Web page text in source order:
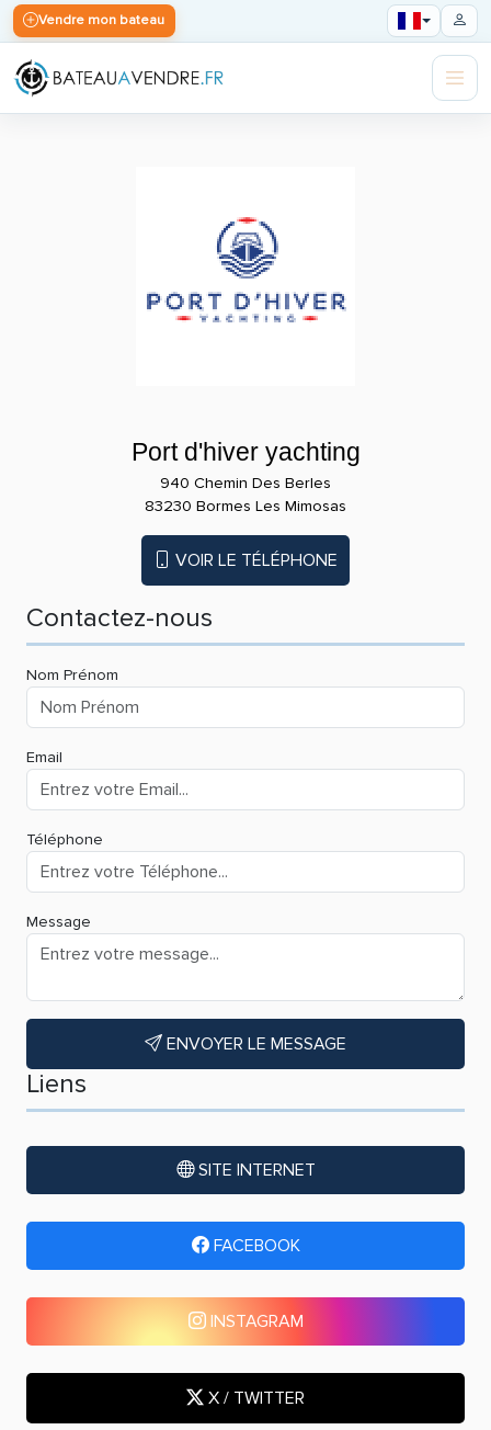
Vendre mon bateau
Port d'hiver yachting
940 Chemin Des Berles
83230 Bormes Les Mimosas
VOIR LE TÉLÉPHONE
Contactez-nous
Nom Prénom
Email
Téléphone
Message
ENVOYER LE MESSAGE
Liens
SITE INTERNET
FACEBOOK
INSTAGRAM
X / TWITTER